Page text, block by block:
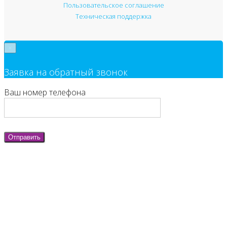
Пользовательское соглашение
Техническая поддержка
Заявка на обратный звонок
Ваш номер телефона
Отправить